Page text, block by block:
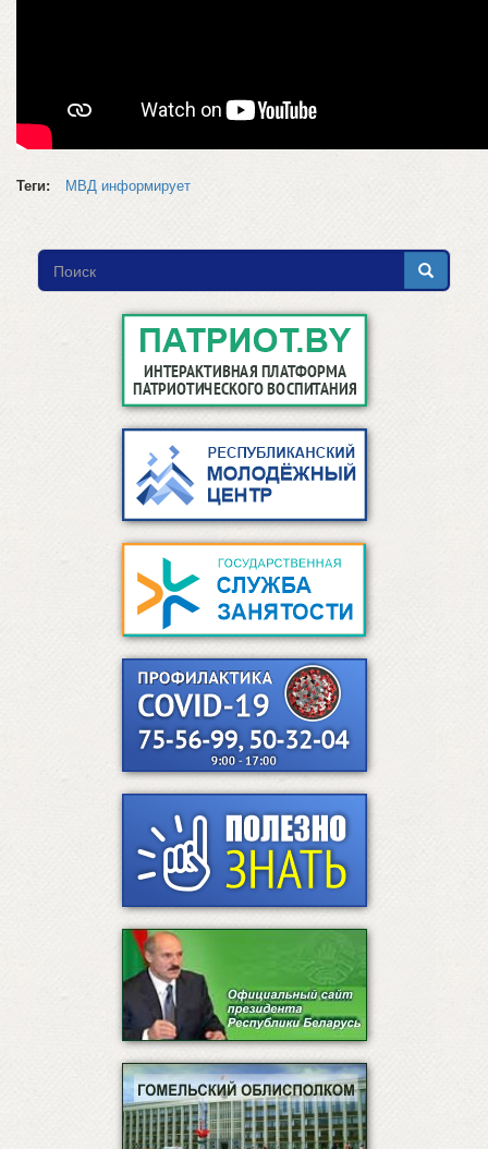
Теги: МВД информирует
Форма
поиска